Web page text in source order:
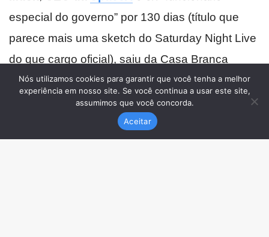
Nós utilizamos cookies para garantir que você tenha a melhor
experiência em nosso site. Se você continua a usar este site,
assumimos que você concorda.
Aceitar